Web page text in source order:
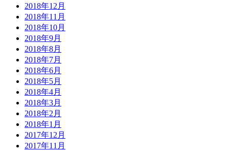
2018年12月
2018年11月
2018年10月
2018年9月
2018年8月
2018年7月
2018年6月
2018年5月
2018年4月
2018年3月
2018年2月
2018年1月
2017年12月
2017年11月